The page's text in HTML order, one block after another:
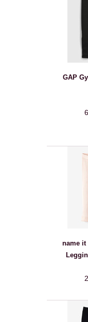
GAP
name it